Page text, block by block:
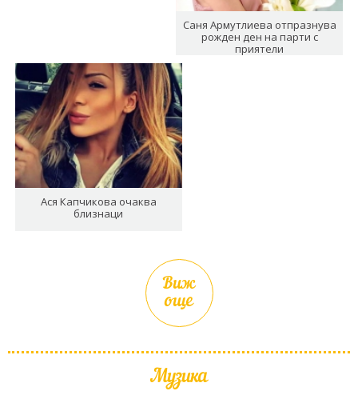
Саня Армутлиева отпразнува
рожден ден на парти с
приятели
Ася Капчикова очаква
близнаци
Виж
още
Музика